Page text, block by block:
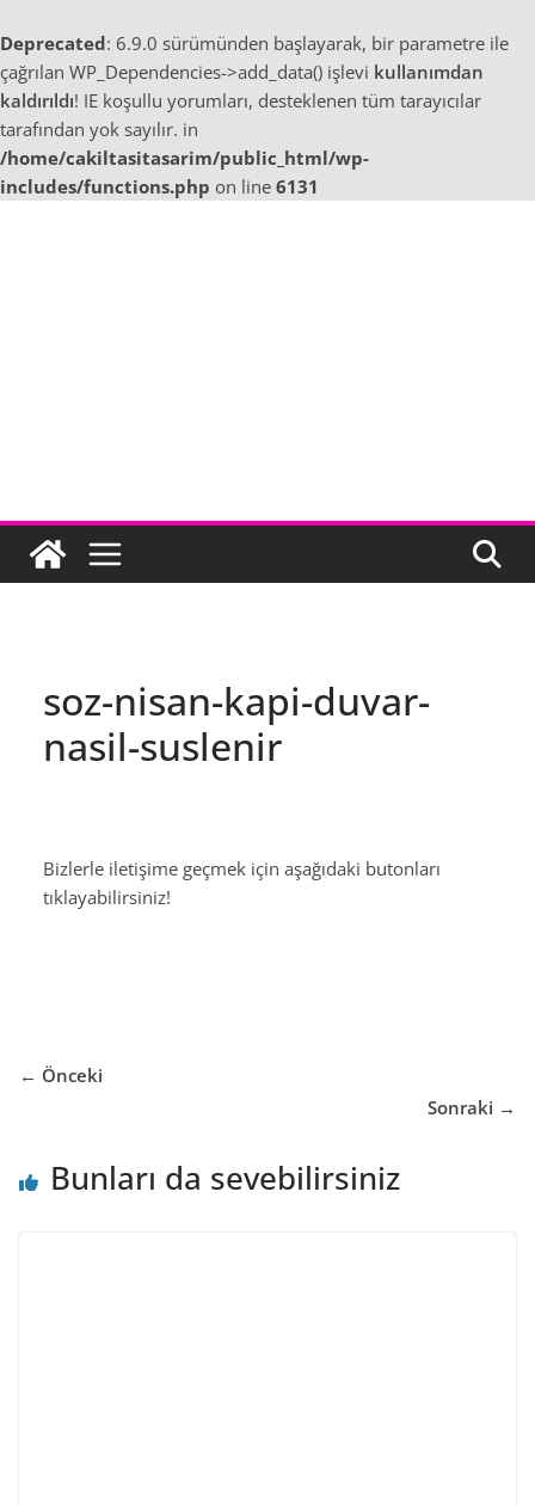
Deprecated: 6.9.0 sürümünden başlayarak, bir parametre ile
çağrılan WP_Dependencies->add_data() işlevi kullanımdan
kaldırıldı! IE koşullu yorumları, desteklenen tüm tarayıcılar
tarafından yok sayılır. in
/home/cakiltasitasarim/public_html/wp-
includes/functions.php on line 6131
soz-nisan-kapi-duvar-
nasil-suslenir
Bizlerle iletişime geçmek için aşağıdaki butonları
tıklayabilirsiniz!
← Önceki
Sonraki →
Bunları da sevebilirsiniz